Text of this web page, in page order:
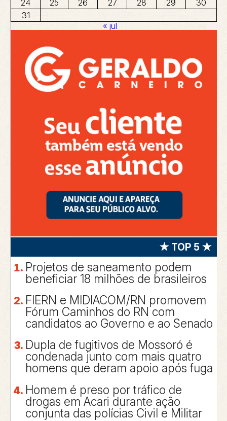
24 25 26 27 28 29
30
31
« jul
★ TOP 5 ★
Projetos de saneamento podem
beneficiar 18 milhões de brasileiros
FIERN e MIDIACOM/RN promovem
Fórum Caminhos do RN com
candidatos ao Governo e ao Senado
Dupla de fugitivos de Mossoró é
condenada junto com mais quatro
homens que deram apoio após fuga
Homem é preso por tráfico de
drogas em Acari durante ação
conjunta das polícias Civil e Militar